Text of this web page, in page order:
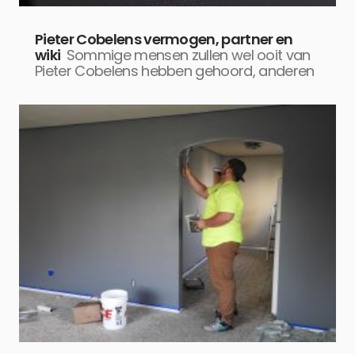
Pieter Cobelens vermogen, partner en
wiki Sommige mensen zullen wel ooit van
Pieter Cobelens hebben gehoord, anderen